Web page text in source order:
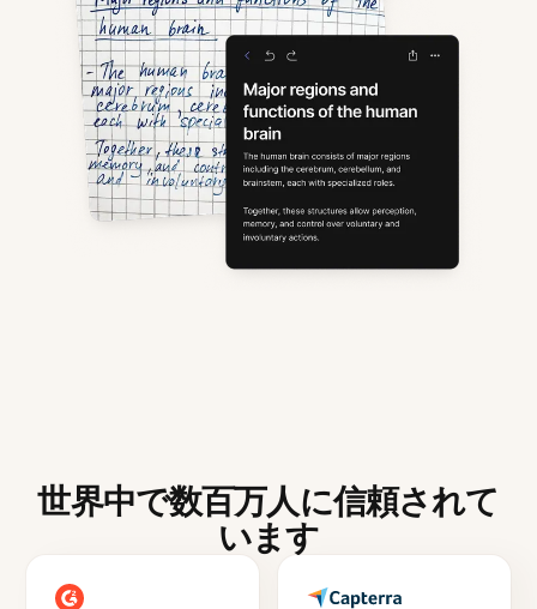
世界中で数百万人に信頼されて
います